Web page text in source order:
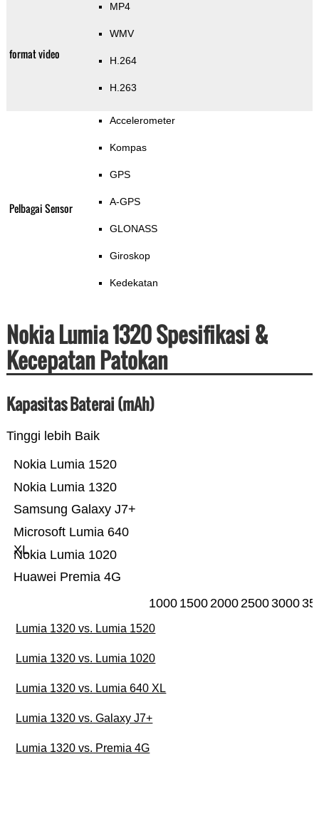
format video
MP4
WMV
H.264
H.263
Pelbagai Sensor
Accelerometer
Kompas
GPS
A-GPS
GLONASS
Giroskop
Kedekatan
Nokia Lumia 1320 Spesifikasi &
Kecepatan Patokan
Kapasitas Baterai (mAh)
Tinggi lebih Baik
Huawei Premia 4G
Nokia Lumia 1020
Microsoft Lumia 640
XL
Samsung Galaxy J7+
Nokia Lumia 1320
Nokia Lumia 1520
1000 1500200025003000
Lumia 1320 vs. Lumia 1520
Lumia 1320 vs. Lumia 1020
Lumia 1320 vs. Lumia 640 XL
Lumia 1320 vs. Galaxy J7+
Lumia 1320 vs. Premia 4G